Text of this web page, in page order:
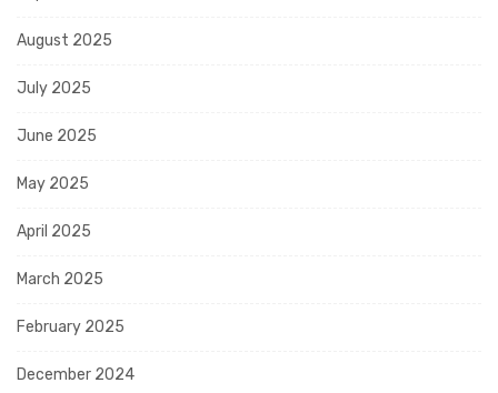
August 2025
July 2025
June 2025
May 2025
April 2025
March 2025
February 2025
December 2024